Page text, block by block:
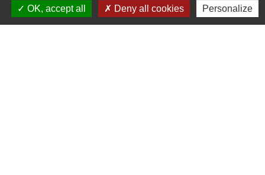
OK, accept all
Deny all cookies Personalize